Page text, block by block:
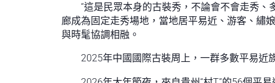
“這是民眾本身的古裝秀，不論會不會走秀
廊成為固定走秀場地，當地居平易近、游客、繡
與時髦協調相融。
2025年中國國際古裝周上，一群多數平易近